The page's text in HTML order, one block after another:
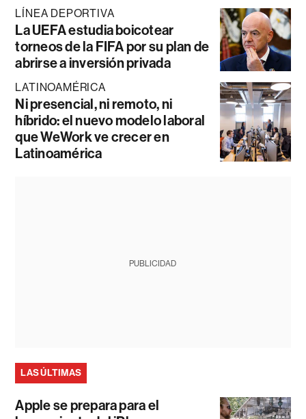
LÍNEA DEPORTIVA
La UEFA estudia boicotear
torneos de la FIFA por su plan de
abrirse a inversión privada
LATINOAMÉRICA
Ni presencial, ni remoto, ni
híbrido: el nuevo modelo laboral
que WeWork ve crecer en
Latinoamérica
PUBLICIDAD
LAS ÚLTIMAS
Apple se prepara para el